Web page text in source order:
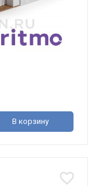
В корзину